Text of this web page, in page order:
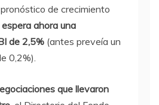
de crecimiento
espera ahora una
de 2,5% (antes preveía un
0,2%).
que llevaron